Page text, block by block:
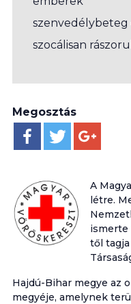
szocálisan
Megosztás
A
létre.
ismerte
től
Hajdú-Bihar megye az
megyéje, amelynek